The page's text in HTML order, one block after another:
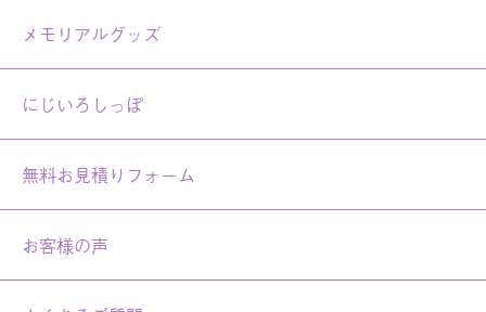
メモリアルグッズ
にじいろしっぽ
無料お見積りフォーム
お客様の声